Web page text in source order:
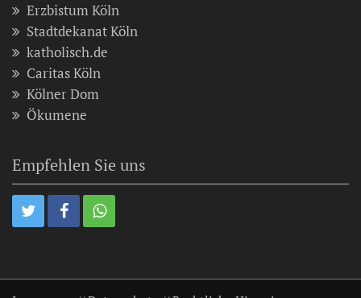
Erzbistum Köln
Stadtdekanat Köln
katholisch.de
Caritas Köln
Kölner Dom
Ökumene
Empfehlen Sie uns